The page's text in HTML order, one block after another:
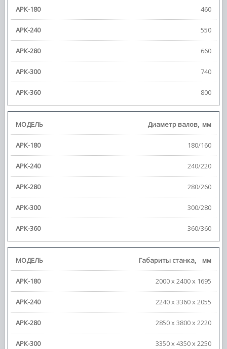
460
550
660
740
800
Диаметр валов, мм
180/160
240/220
280/260
300/280
360/360
Габариты станка, мм
2000 х 2400 х 1695
2240 х 3360 х 2055
2850 х 3800 х 2220
3350 х 4350 х 2250